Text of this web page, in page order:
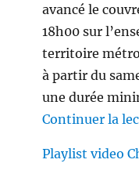
avancé le
18h00 sur
territoire
à partir du
une durée
Continuer la
Playlist video